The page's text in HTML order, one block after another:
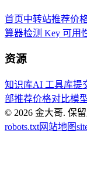
首页中转站推荐价
算器检测 Key 可用
资源
知识库AI 工具库提
部推荐价格对比模
© 2026 金大哥. 保留
robots.txt网站地图